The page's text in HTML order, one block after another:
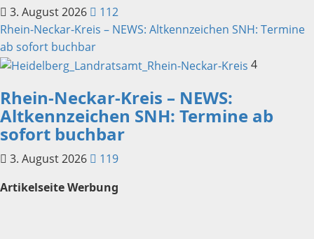
3. August 2026
112
Rhein-Neckar-Kreis – NEWS: Altkennzeichen SNH: Termine
ab sofort buchbar
4
Rhein-Neckar-Kreis – NEWS:
Altkennzeichen SNH: Termine ab
sofort buchbar
3. August 2026
119
Artikelseite Werbung